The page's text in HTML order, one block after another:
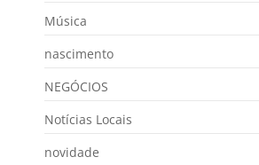
Música
nascimento
NEGÓCIOS
Notícias Locais
novidade